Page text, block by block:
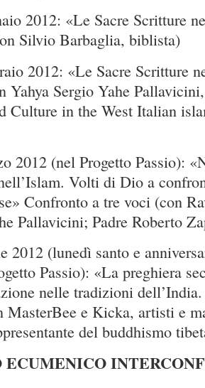
2012: «Le Sacre Scritture
Silvio Barbaglia, biblista)
2012: «Le Sacre Scritture
Yahya Sergio Yahe
Culture in the West Italian
2012 (nel Progetto Passio):
Volti di Dio a
Confronto a tre voci (con
Pallavicini; Padre Roberto
2012 (lunedì santo e
Passio): «La preghiera
nelle tradizioni
MasterBee e Kicka, artisti e
del buddhismo
ECUMENICO